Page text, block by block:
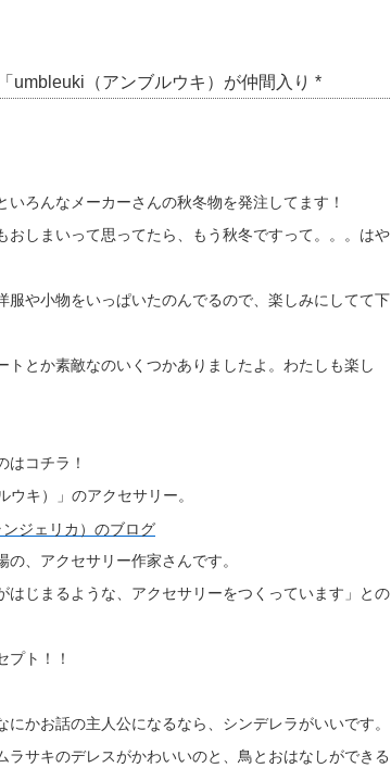
umbleuki（アンブルウキ）が仲間入り *
いろんなメーカーさんの秋冬物を発注してます！
おしまいって思ってたら、もう秋冬ですって。。。はや
服や小物をいっぱいたのんでるので、楽しみにしてて下
トとか素敵なのいくつかありましたよ。わたしも楽し
はコチラ！
ウキ）」のアクセサリー。
の、アクセサリー作家さんです。
はじまるような、アクセサリーをつくっています」との
プト！！
にかお話の主人公になるなら、シンデレラがいいです。
ラサキのデレスがかわいいのと、鳥とおはなしができる